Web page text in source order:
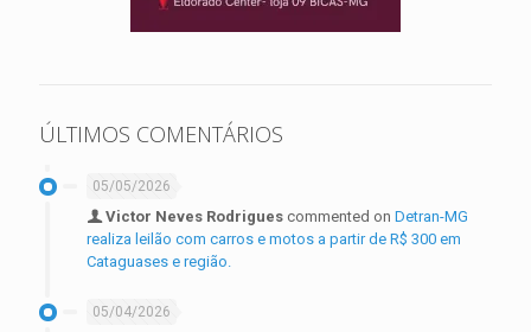
ÚLTIMOS COMENTÁRIOS
05/05/2026
Victor Neves Rodrigues commented on Detran-MG
realiza leilão com carros e motos a partir de R$ 300 em
Cataguases e região.
05/04/2026